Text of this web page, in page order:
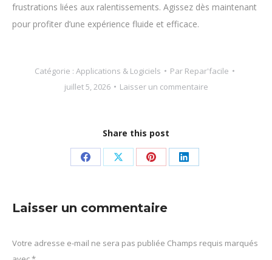
frustrations liées aux ralentissements. Agissez dès maintenant
pour profiter d’une expérience fluide et efficace.
Catégorie : Applications & Logiciels Par Repar'facile
juillet 5, 2026
Laisser un commentaire
Share this post
PartagerPartagerPartager
Pinterest
Partager
Laisser un commentaire
Votre adresse e-mail ne sera pas publiée Champs requis marqués